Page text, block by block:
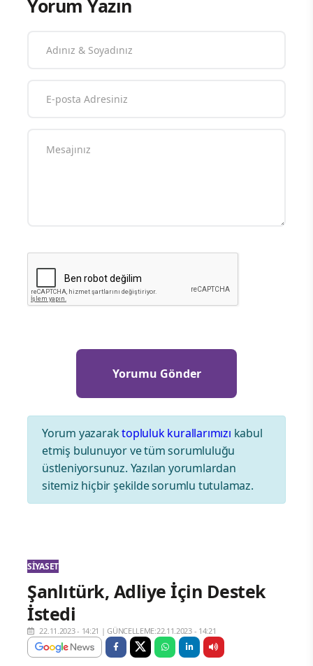
Yorum Yazın
Yorum yazaraktopluluk kurallarımızı kabul
etmiş bulunuyor ve tüm sorumluluğu
üstleniyorsunuz. Yazılan yorumlardan
sitemiz hiçbir şekilde sorumlu tutulamaz.
SIYASET
Şanlıtürk, Adliye İçin Destek
İstedi
22.11.2023 - 14:21 |GÜNCELLEME:22.11.2023 - 14:21